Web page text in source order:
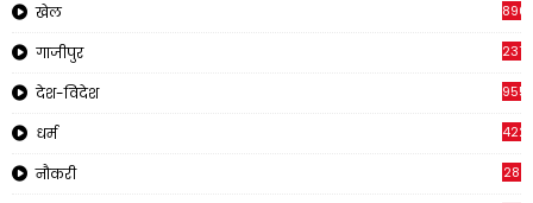
खेल 890
गाजीपुर 237
देश-विदेश 955
धर्म 422
नौकरी 28